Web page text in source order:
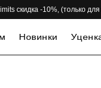
скидка -10%, (только
Новинки